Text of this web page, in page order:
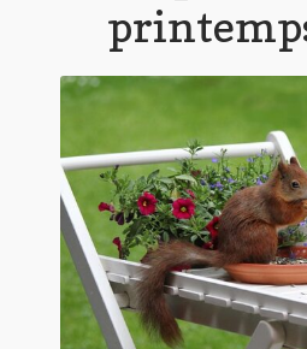
De(s)tracteur réduit au silence
Entre père et fils
Il fallait me laisser mourir
La clé du bonheur
Les boules du Père Noël